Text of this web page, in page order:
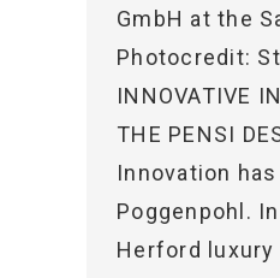
GmbH at the
Photocredit:
INNOVATIVE
THE PENSI
Innovation
Poggenpohl.
Herford